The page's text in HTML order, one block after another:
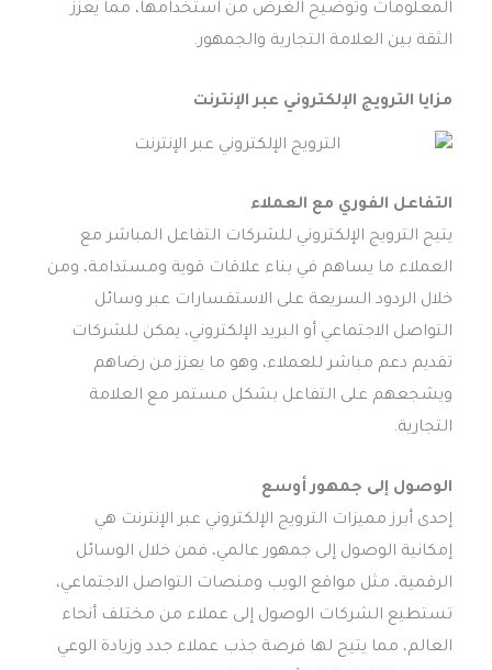
المعلومات وتوضيح الغرض من استخدامها، مما يعزز
الثقة بين العلامة التجارية والجمهور.
مزايا الترويج الإلكتروني عبر الإنترنت
التفاعل الفوري مع العملاء
يتيح الترويج الإلكتروني للشركات التفاعل المباشر مع
العملاء ما يساهم في بناء علاقات قوية ومستدامة، ومن
خلال الردود السريعة على الاستفسارات عبر وسائل
التواصل الاجتماعي أو البريد الإلكتروني، يمكن للشركات
تقديم دعم مباشر للعملاء، وهو ما يعزز من رضاهم
ويشجعهم على التفاعل بشكل مستمر مع العلامة
التجارية.
الوصول إلى جمهور أوسع
إحدى أبرز مميزات الترويج الإلكتروني عبر الإنترنت هي
إمكانية الوصول إلى جمهور عالمي، فمن خلال الوسائل
الرقمية، مثل مواقع الويب ومنصات التواصل الاجتماعي،
تستطيع الشركات الوصول إلى عملاء من مختلف أنحاء
العالم، مما يتيح لها فرصة جذب عملاء جدد وزيادة الوعي